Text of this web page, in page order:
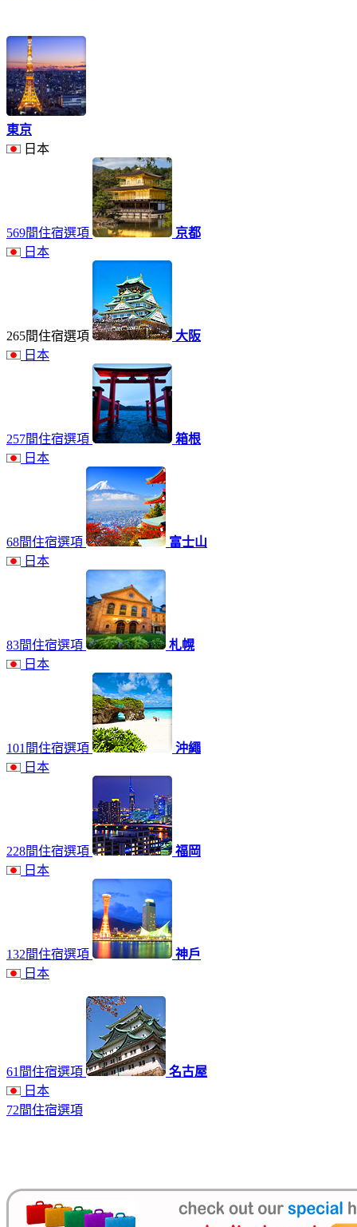
東京
日本
569間住宿選項
京都
日本
265間住宿選項
大阪
日本
257間住宿選項
箱根
日本
68間住宿選項
富士山
日本
83間住宿選項
札幌
日本
101間住宿選項
沖繩
日本
228間住宿選項
福岡
日本
132間住宿選項
神戶
日本
61間住宿選項
名古屋
日本
72間住宿選項